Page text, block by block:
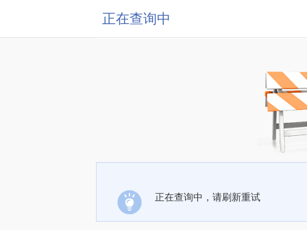
正在查询中
正在查询中，请刷新重试